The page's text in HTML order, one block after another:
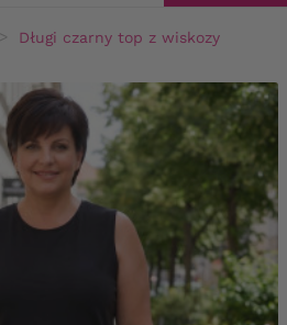
Długi czarny top z wiskozy